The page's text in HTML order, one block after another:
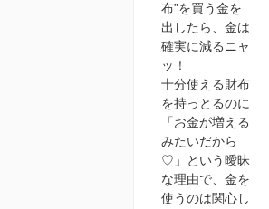
布”を買う金を
出したら、金は
確実に減るニャ
ッ！
十分使える財布
を持っとるのに
「お金が増える
みたいだから
♡」という曖昧
な理由で、金を
使うのは関心し